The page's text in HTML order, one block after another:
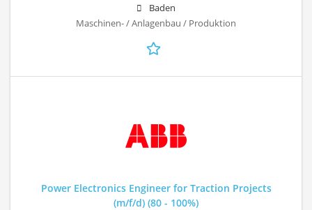
Baden
Maschinen- / Anlagenbau / Produktion
Power Electronics Engineer for Traction Projects
(m/f/d) (80 - 100%)